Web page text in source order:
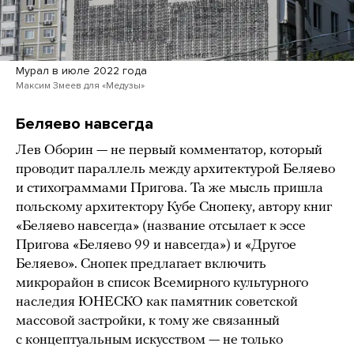
Мурал в июле 2022 года
Максим Змеев для «Медузы»
Беляево навсегда
Лев Оборин — не первый комментатор, который
проводит параллель между архитектурой Беляево
и стихограммами Пригова. Та же мысль пришла
польскому архитектору Кубе Снопеку, автору книг
«Беляево навсегда» (название отсылает к эссе
Пригова «Беляево 99 и навсегда») и «Другое
Беляево». Снопек предлагает включить
микрорайон в список Всемирного культурного
наследия ЮНЕСКО как памятник советской
массовой застройки, к тому же связанный
с концептуальным искусством — не только